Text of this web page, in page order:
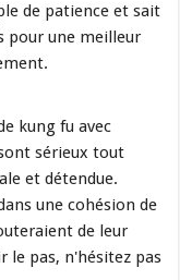
de patience et sait
pour une meilleur
kung fu avec
sérieux tout
et détendue.
une cohésion de
de leur
le pas, n'hésitez pas